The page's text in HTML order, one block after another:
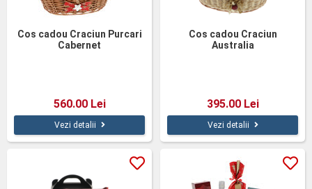
Cos cadou Craciun Purcari
Cabernet
560.00 Lei
Vezi detalii
Cos cadou Craciun
Australia
395.00 Lei
Vezi detalii